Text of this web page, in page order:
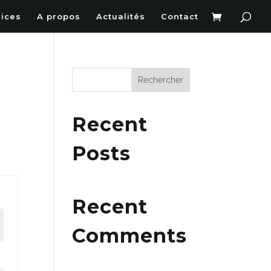
A propos Actualités Contact
Rechercher
Recent
Posts
Recent
Comments